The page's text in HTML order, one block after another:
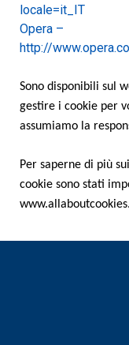
locale=it_IT
Opera –
http://
Sono disponibili sul
gestire i cookie per
assumiamo la
Per saperne di più
cookie sono stati